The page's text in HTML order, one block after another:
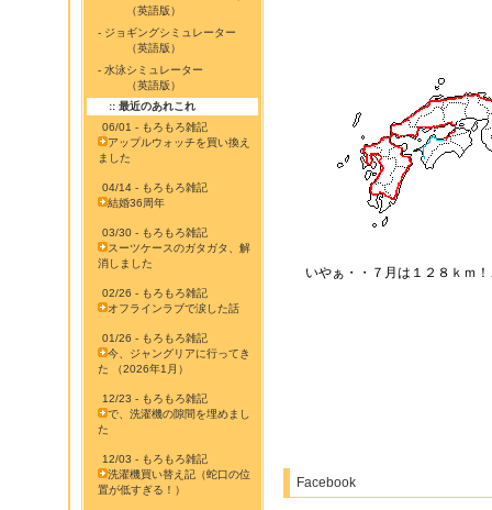
（英語版）
- ジョギングシミュレーター
（英語版）
- 水泳シミュレーター
（英語版）
:: 最近のあれこれ
06/01 - もろもろ雑記
アップルウォッチを買い換え
ました
04/14 - もろもろ雑記
結婚36周年
03/30 - もろもろ雑記
スーツケースのガタガタ、解
消しました
02/26 - もろもろ雑記
オフラインラブで涙した話
01/26 - もろもろ雑記
今、ジャングリアに行ってき
た （2026年1月）
12/23 - もろもろ雑記
で、洗濯機の隙間を埋めまし
た
12/03 - もろもろ雑記
洗濯機買い替え記（蛇口の位
置が低すぎる！）
いやぁ・・７月は１２８ｋｍ
Facebook